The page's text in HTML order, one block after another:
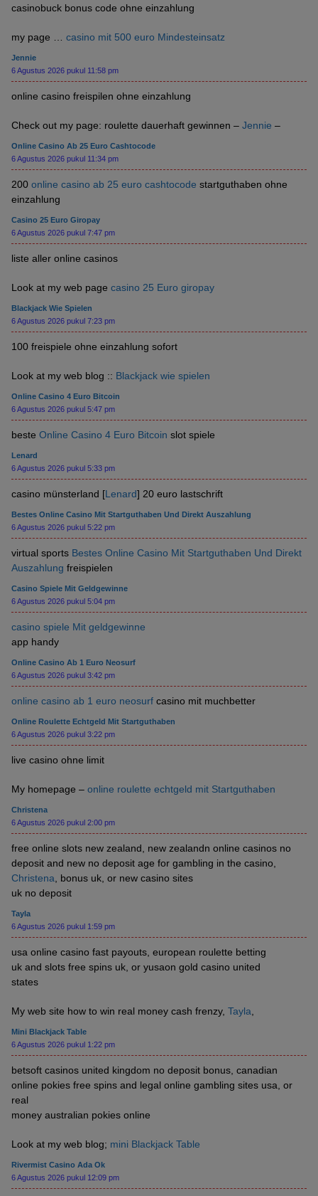
casinobuck bonus code ohne einzahlung
my page … casino mit 500 euro Mindesteinsatz
Jennie
6 Agustus 2026 pukul 11:58 pm
online casino freispilen ohne einzahlung
Check out my page: roulette dauerhaft gewinnen – Jennie –
Online Casino Ab 25 Euro Cashtocode
6 Agustus 2026 pukul 11:34 pm
200 online casino ab 25 euro cashtocode startguthaben ohne
einzahlung
Casino 25 Euro Giropay
6 Agustus 2026 pukul 7:47 pm
liste aller online casinos
Look at my web page casino 25 Euro giropay
Blackjack Wie Spielen
6 Agustus 2026 pukul 7:23 pm
100 freispiele ohne einzahlung sofort
Look at my web blog :: Blackjack wie spielen
Online Casino 4 Euro Bitcoin
6 Agustus 2026 pukul 5:47 pm
beste Online Casino 4 Euro Bitcoin slot spiele
Lenard
6 Agustus 2026 pukul 5:33 pm
casino münsterland [Lenard] 20 euro lastschrift
Bestes Online Casino Mit Startguthaben Und Direkt Auszahlung
6 Agustus 2026 pukul 5:22 pm
virtual sports Bestes Online Casino Mit Startguthaben Und Direkt
Auszahlung freispielen
Casino Spiele Mit Geldgewinne
6 Agustus 2026 pukul 5:04 pm
casino spiele Mit geldgewinne
app handy
Online Casino Ab 1 Euro Neosurf
6 Agustus 2026 pukul 3:42 pm
online casino ab 1 euro neosurf casino mit muchbetter
Online Roulette Echtgeld Mit Startguthaben
6 Agustus 2026 pukul 3:22 pm
live casino ohne limit
My homepage – online roulette echtgeld mit Startguthaben
Christena
6 Agustus 2026 pukul 2:00 pm
free online slots new zealand, new zealandn online casinos no
deposit and new no deposit age for gambling in the casino,
Christena , bonus uk, or new casino sites
uk no deposit
Tayla
6 Agustus 2026 pukul 1:59 pm
usa online casino fast payouts, european roulette betting
uk and slots free spins uk, or yusaon gold casino united
states
My web site how to win real money cash frenzy, Tayla
Mini Blackjack Table
6 Agustus 2026 pukul 1:22 pm
betsoft casinos united kingdom no deposit bonus, canadian
online pokies free spins and legal online gambling sites usa, or
real
money australian pokies online
Look at my web blog; mini Blackjack Table
Rivermist Casino Ada Ok
6 Agustus 2026 pukul 12:09 pm